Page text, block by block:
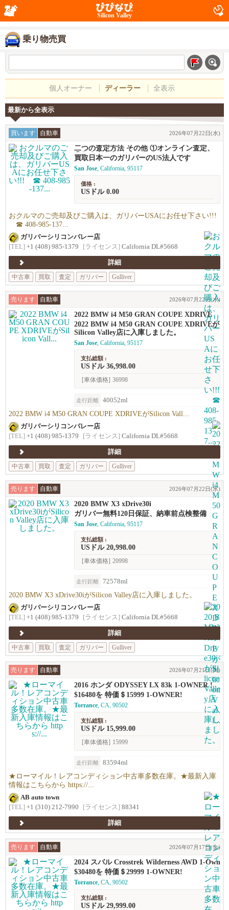
Silicon Valley
乗り物売買
個人オーナー ディーラー 全表示
最新から全表示
買います 自動車 2026年07月22日(水)
二つの査定方法 その他 ①オンライン査定、
②御来店査定
買取日本一のガリバーのUS法人です
San Jose, California, 95117
価格 :
USドル 0.00
おクルマのご売却及びご購入は、ガリバーUSAにお任せ下さい!!!
☎ 408-985-137...
ガリバーシリコンバレー店
[TEL] +1 (408) 985-1379 [ライセンス] California DL#5668
詳細
中古車
買取 査定 ガリバー Gulliver
売ります 自動車 2026年07月22日(水)
2022 BMW i4 M50 GRAN COUPE XDRIVE
2022 BMW i4 M50 GRAN COUPE XDRIVEが
Silicon Valley店に入庫しました。
San Jose, California, 95117
支払総額 :
USドル 36,998.00
[車体価格] 36998
走行距離 40052ml
2022 BMW i4 M50 GRAN COUPE XDRIVEがSilicon Vall...
ガリバーシリコンバレー店
[TEL] +1 (408) 985-1379 [ライセンス] California DL#5668
詳細
中古車
買取 査定 ガリバー Gulliver
売ります 自動車 2026年07月22日(水)
2020 BMW X3 xDrive30i
ガリバー無料120日保証、納車前点検整備
San Jose, California, 95117
支払総額 :
USドル 20,998.00
[車体価格] 20998
走行距離 72578ml
2020 BMW X3 xDrive30iがSilicon Valley店に入庫しました。
ガリバーシリコンバレー店
[TEL] +1 (408) 985-1379 [ライセンス] California DL#5668
詳細
中古車
買取 査定 ガリバー Gulliver
売ります 自動車 2026年07月21日(火)
2016 ホンダ ODYSSEY LX 83k 1-OWNER !
$16480を 特価＄15999 1-OWNER!
Torrance, CA, 90502
支払総額 :
USドル 15,999.00
[車体価格] 15999
走行距離 83594ml
★ローマイル！レアコンディション中古車多数在庫。★最新入庫
情報はこちらから https://...
AB auto town
[TEL] +1 (310) 212-7990 [ライセンス] 88341
詳細
売ります 自動車 2026年07月17日(金)
2024 スバル Crosstrek Wilderness AWD 1-Own
er!!
$30480を 特価＄29999 1-OWNER!
Torrance, CA, 90502
支払総額 :
USドル 29,999.00